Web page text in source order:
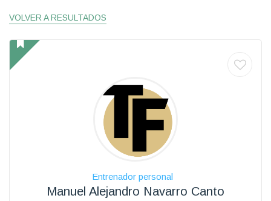
VOLVER A RESULTADOS
Entrenador personal
Manuel Alejandro Navarro Canto